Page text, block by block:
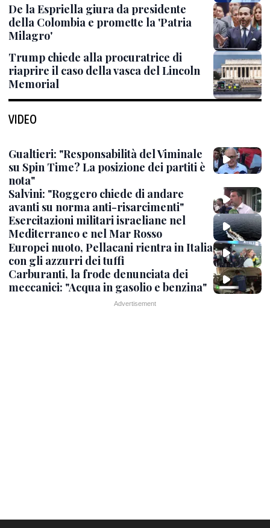
De la Espriella giura da presidente
della Colombia e promette la 'Patria
Milagro'
Trump chiede alla procuratrice di
riaprire il caso della vasca del Lincoln
Memorial
VIDEO
Gualtieri: "Responsabilità del Viminale
su Spin Time? La posizione dei partiti è
nota"
Salvini: "Roggero chiede di andare
avanti su norma anti-risarcimenti"
Esercitazioni militari israeliane nel
Mediterraneo e nel Mar Rosso
Europei nuoto, Pellacani rientra in Italia
con gli azzurri dei tuffi
Carburanti, la frode denunciata dei
meccanici: "Acqua in gasolio e benzina"